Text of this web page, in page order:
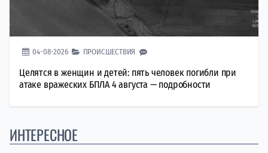
04-08-2026 ПРОИСШЕСТВИЯ
Целятся в женщин и детей: пять человек погибли при
атаке вражеских БПЛА 4 августа — подробности
ИНТЕРЕСНОЕ